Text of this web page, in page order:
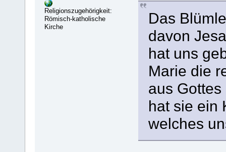
Religionszugehörigkeit:
Römisch-katholische
Kirche
Das
davon
hat uns
Marie die
aus
hat sie ein
welches